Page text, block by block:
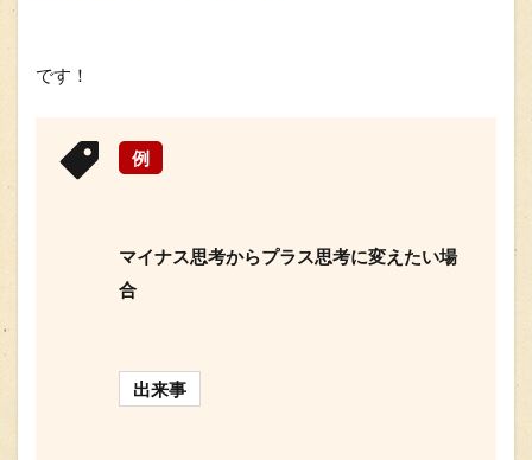
です！
例
マイナス思考からプラス思考に変えたい場
合
出来事